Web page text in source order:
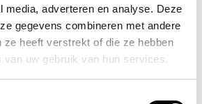
media, adverteren en analyse. Deze
gegevens combineren met andere
ze heeft verstrekt of die ze hebben
uw gebruik van hun services.
Unpacked gemist? Dit moet
als zakelijke gebruiker
heeft gisteren tijdens
Unpacked zijn nieuwste